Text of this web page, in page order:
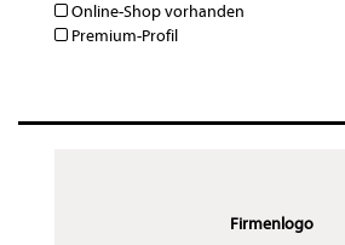
Online-Shop vorhanden
Premium-Profil
Firmenlogo